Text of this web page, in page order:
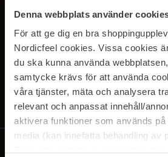
Denna webbplats använder
För att ge dig en bra
Nordicfeel cookies. Vissa cookies
du ska kunna använda
samtycke krävs för att använda
våra tjänster, mäta och analysera
relevant och anpassat innehåll/
aktivera funktioner som används
media (kan innefatta behandling av
SUBSCRIBE TO OUR
NEWSLETTER
Tilaamalla hyväksyt
tahansa.